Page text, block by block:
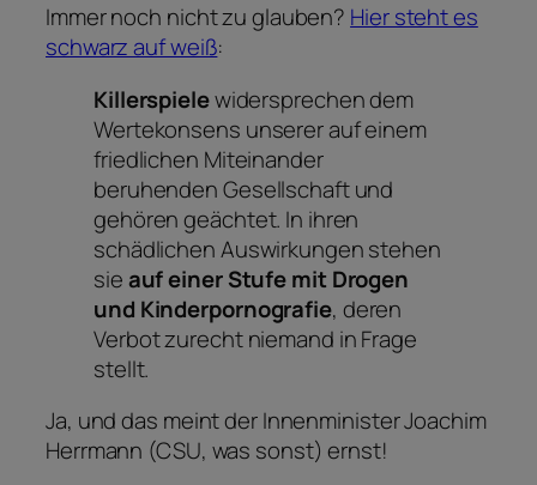
Immer noch nicht zu glauben? Hier steht es
schwarz auf weiß:
Killerspielewidersprechen dem
Wertekonsens unserer auf einem
friedlichen Miteinander
beruhenden Gesellschaft und
gehören geächtet. In ihren
schädlichen Auswirkungen stehen
sieauf einer Stufe mit Drogen
und Kinderpornografie, deren
Verbot zurecht niemand in Frage
stellt.
Ja, und das meint der Innenminister Joachim
Herrmann (CSU, was sonst) ernst!